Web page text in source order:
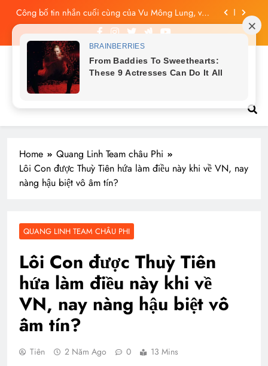
content
Vu Mông Lung báo cáo khám nghiệm bị “rò rỉ” dư
luận sục sôi và đặt nhiều câu hỏi
Vu Mông Lung mất ngày ‘Huyết Nguyệt’, nghi Uông
Du Cầm ‘hại’, bằng chứng bị lộ!
Vu Mông Lung từng ra tín hiệu cầu cứu trên
livestream, mẹ đến công ty quậy?
Công bố tin nhắn cuối cùng của Vu Mông Lung, vừa
Tin tức nóng hổi
Home
Quang Linh Team châu Phi
Lôi Con được Thuỳ Tiên hứa làm điều này khi về VN, nay
nàng hậu biệt vô âm tín?
QUANG LINH TEAM CHÂU PHI
Lôi Con được Thuỳ Tiên
hứa làm điều này khi về
VN, nay nàng hậu biệt vô
âm tín?
Tiên 2 Năm Ago 0 13 Mins